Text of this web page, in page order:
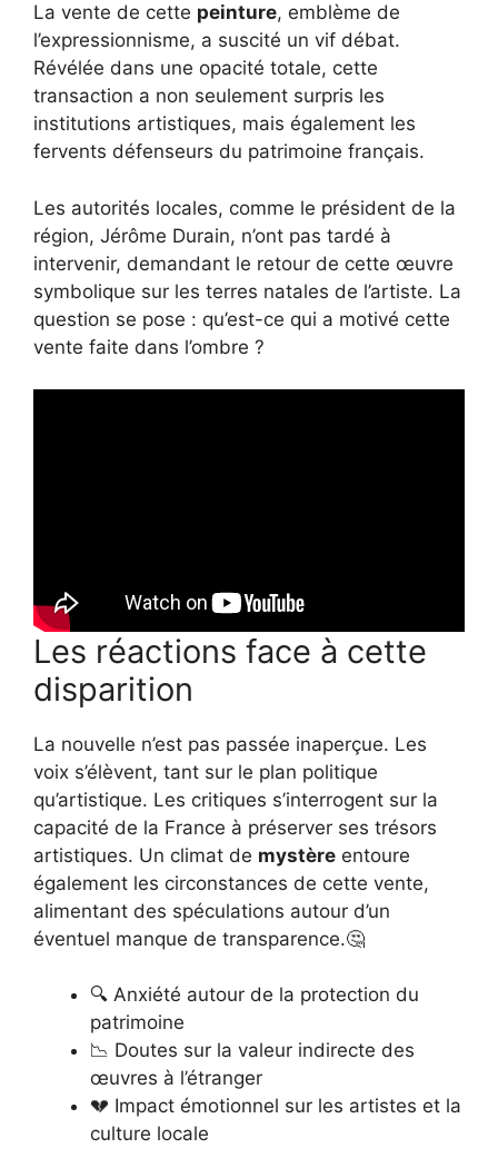
La vente de cette peinture, emblème de
l’expressionnisme, a suscité un vif débat.
Révélée dans une opacité totale, cette
transaction a non seulement surpris les
institutions artistiques, mais également les
fervents défenseurs du patrimoine français.
Les autorités locales, comme le président de la
région, Jérôme Durain, n’ont pas tardé à
intervenir, demandant le retour de cette œuvre
symbolique sur les terres natales de l’artiste. La
question se pose : qu’est-ce qui a motivé cette
vente faite dans l’ombre ?
Les réactions face à cette
disparition
La nouvelle n’est pas passée inaperçue. Les
voix s’élèvent, tant sur le plan politique
qu’artistique. Les critiques s’interrogent sur la
capacité de la France à préserver ses trésors
artistiques. Un climat de mystère entoure
également les circonstances de cette vente,
alimentant des spéculations autour d’un
éventuel manque de transparence.🤔
🔍 Anxiété autour de la protection du
patrimoine
📉 Doutes sur la valeur indirecte des
œuvres à l’étranger
💔 Impact émotionnel sur les artistes et la
culture locale